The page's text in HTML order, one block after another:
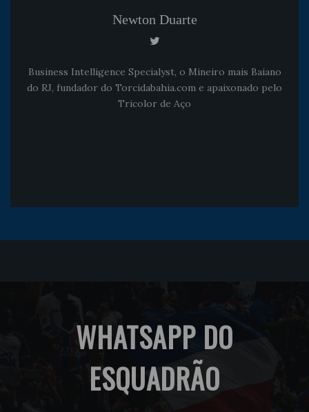
Newton Duarte
Business Intelligence Specialyst, o Mineiro mais Baiano
do RJ, fundador do Torcidabahia.com e apaixonado pelo
Tricolor de Aço
WHATSAPP DO
ESQUADRÃO